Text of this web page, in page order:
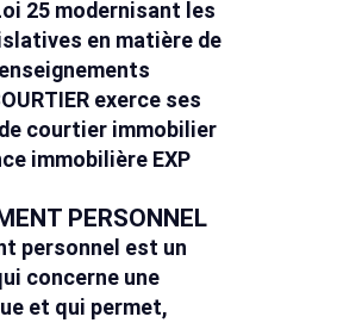
25 modernisant les
en matière de
exerce ses
courtier immobilier
immobilière EXP
PERSONNEL
personnel est un
concerne une
et qui permet,